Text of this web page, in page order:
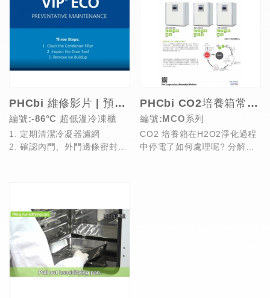
PHCbi 維修影片 | 預防性保養要點
編號:-86°C 超低溫冷凍櫃
1. 定期清潔冷凝器濾網
2. 確認內門、外門邊條密封良
PHCbi CO2培養箱常見問題
編號:MCO系列
CO2 培養箱在H2O2淨化過程
中停電了如何處理呢? 分解階